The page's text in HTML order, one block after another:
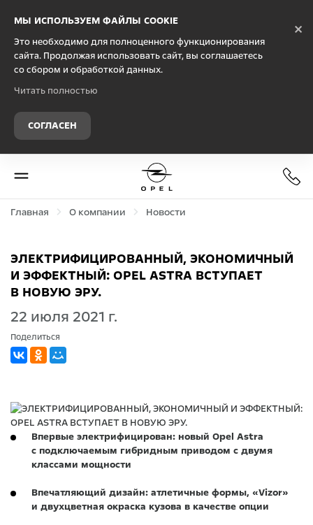
МЫ ИСПОЛЬЗУЕМ ФАЙЛЫ COOKIE
Это необходимо для полноценного функционирования
сайта. Продолжая использовать сайт, вы соглашаетесь
со сбором и обработкой данных.
Читать полностью
СОГЛАСЕН
×
Главная О компании Новости
ЭЛЕКТРИФИЦИРОВАННЫЙ, ЭКОНОМИЧНЫЙ
И ЭФФЕКТНЫЙ: OPEL ASTRA ВСТУПАЕТ
В НОВУЮ ЭРУ.
22 июля 2021 г.
Поделиться
Впервые электрифицирован: новый Opel Astra
с подключаемым гибридным приводом с двумя
классами мощности
Впечатляющий дизайн: атлетичные формы, «Vizor»
и двухцветная окраска кузова в качестве опции